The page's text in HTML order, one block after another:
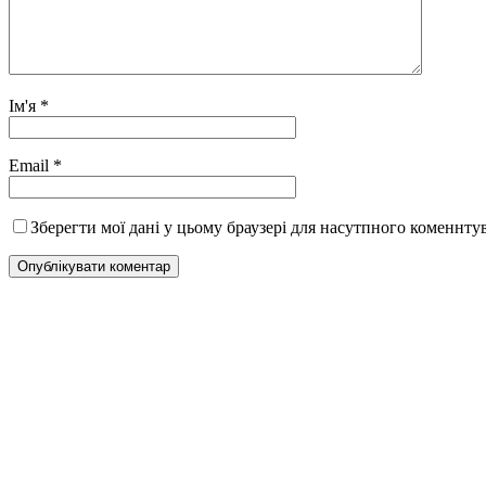
Ім'я *
Email *
Зберегти мої дані у цьому браузері для насутпного